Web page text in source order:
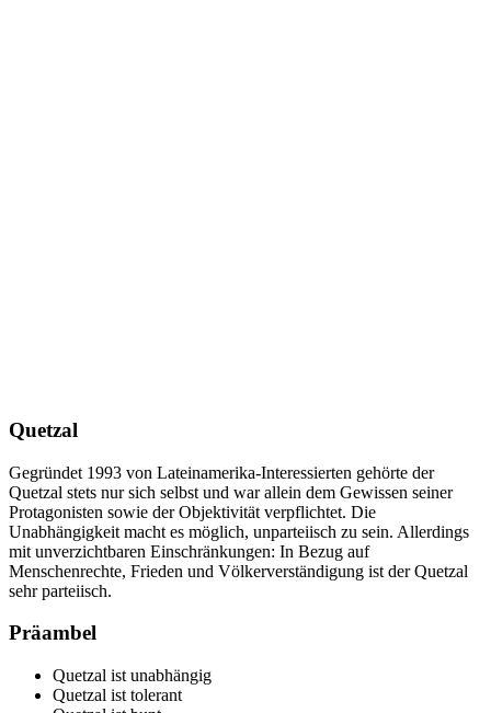
Quetzal
Gegründet 1993 von Lateinamerika-Interessierten gehörte der
Quetzal stets nur sich selbst und war allein dem Gewissen seiner
Protagonisten sowie der Objektivität verpflichtet. Die
Unabhängigkeit macht es möglich, unparteiisch zu sein. Allerdings
mit unverzichtbaren Einschränkungen: In Bezug auf
Menschenrechte, Frieden und Völkerverständigung ist der Quetzal
sehr parteiisch.
Präambel
Quetzal ist unabhängig
Quetzal ist tolerant